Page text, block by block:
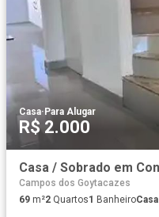
Casa· Para Alugar
R$ 2.000
Campos dos Goytacazes
69 m²2 Quartos1 BanheiroCasa